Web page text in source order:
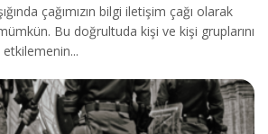
çağımızın bilgi iletişim çağı olarak
Bu doğrultuda kişi ve kişi gruplarını